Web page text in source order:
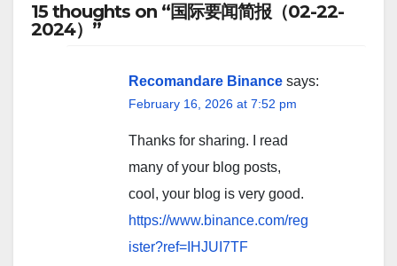
15 thoughts on “国际要闻简报（02-22-
2024）”
Recomandare Binance says:
February 16, 2026 at 7:52 pm
Thanks for sharing. I read
many of your blog posts,
cool, your blog is very good.
https://www.binance.com/reg
ister?ref=IHJUI7TF